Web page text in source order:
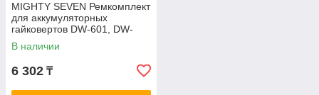
MIGHTY SEVEN Ремкомплект
для аккумуляторных
гайковертов DW-601, DW-
402, термоусадочная трубка,
3 шт MIGHTY
В наличии
6 302 ₸